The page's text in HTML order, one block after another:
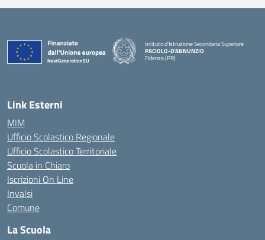
Istituto d'Istruzione Secondaria Superiore
PACIOLO-D'ANNUNZIO
Fidenza (PR)
Link Esterni
MIM
Ufficio Scolastico Regionale
Ufficio Scolastico Territoriale
Scuola in Chiaro
Iscrizioni On Line
Invalsi
Comune
La Scuola